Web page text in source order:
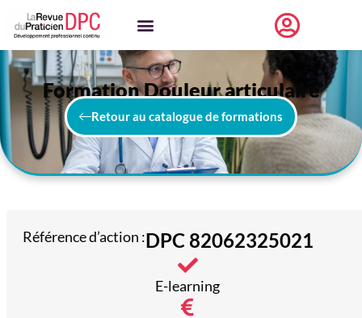
Formation Douleur articulaire
Retour au catalogue de formations
Référence d’action :DPC 82062325021
E-learning